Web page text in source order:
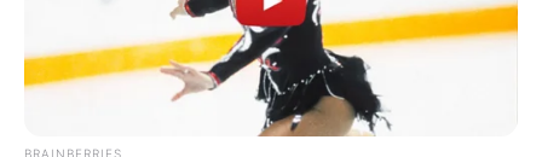
BRAINBERRIES